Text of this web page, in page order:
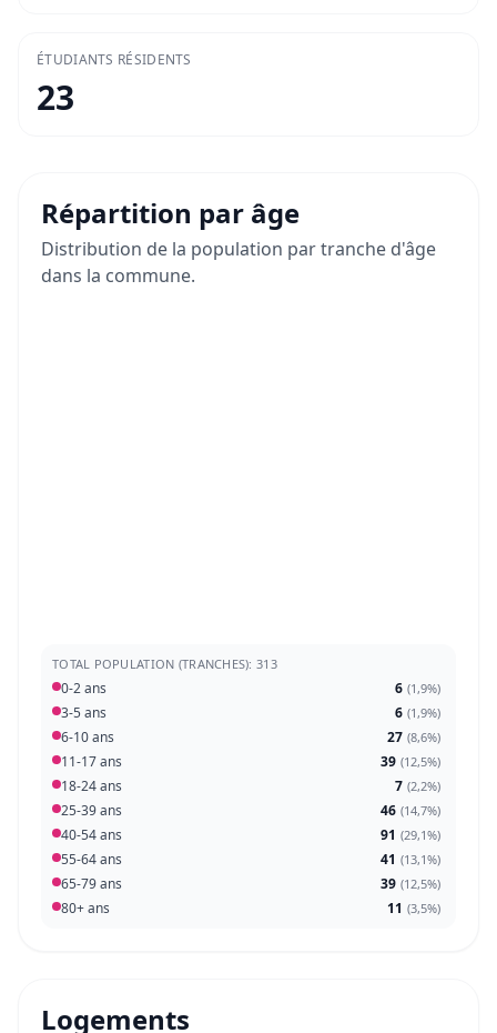
ÉTUDIANTS RÉSIDENTS
23
Répartition par âge
Distribution de la population par tranche d'âge
dans la commune.
TOTAL POPULATION (TRANCHES): 313
0-2 ans 6 (1,9%)
3-5 ans 6 (1,9%)
6-10 ans 27 (8,6%)
11-17 ans 39 (12,5%)
18-24 ans 7 (2,2%)
25-39 ans 46 (14,7%)
40-54 ans 91 (29,1%)
55-64 ans 41 (13,1%)
65-79 ans 39 (12,5%)
80+ ans 11 (3,5%)
Logements